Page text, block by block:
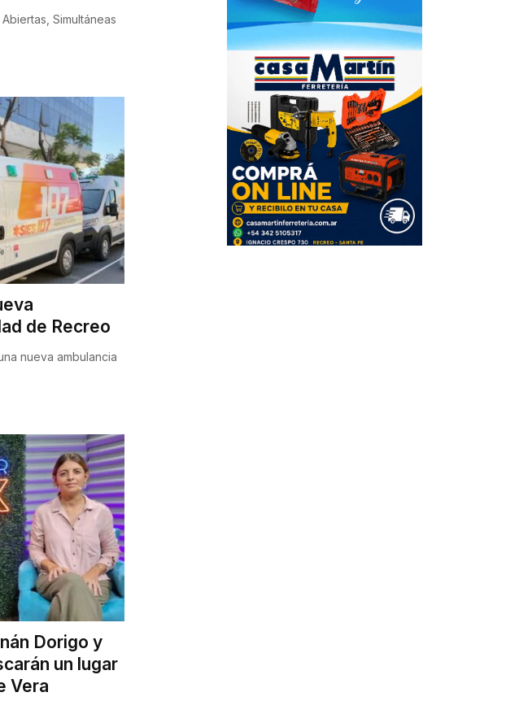
Simultáneas
de Recreo
nueva ambulancia
Dorigo y
un lugar
Vera